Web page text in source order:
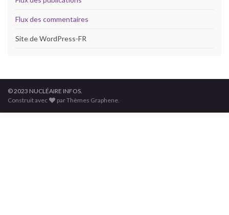
Flux des commentaires
Site de WordPress-FR
© 2023 NUCLÉAIRE INFOS.
Construit avec
par Thèmes Graphene.